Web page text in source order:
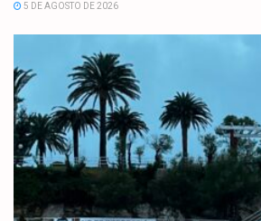
5 DE AGOSTO DE 2026